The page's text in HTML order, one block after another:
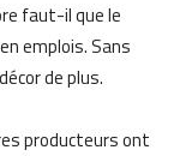
faut-il que le
emplois. Sans
de plus.
producteurs ont